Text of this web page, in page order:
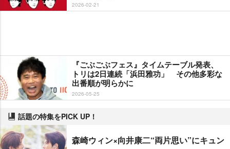
2026-02-21
『ごぶごぶフェス』タイムテーブル発表、
トリは2日連続「浜田雅功」 その他多彩な
出番順が明らかに
2026-05-25
話題の特集をPICK UP！
森崎ウィン×向井康二“両片思い”にキュン